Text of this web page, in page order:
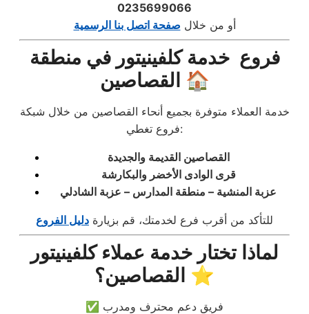
0235699066
أو من خلال صفحة اتصل بنا الرسمية
فروع خدمة كلفينيتور في منطقة
القصاصين 🏠
خدمة العملاء متوفرة بجميع أنحاء القصاصين من خلال شبكة
فروع تغطي:
القصاصين القديمة والجديدة
قرى الوادى الأخضر والبكارشة
عزبة المنشية – منطقة المدارس – عزبة الشادلي
للتأكد من أقرب فرع لخدمتك، قم بزيارة دليل الفروع
لماذا تختار خدمة عملاء كلفينيتور
القصاصين؟ ⭐
✅ فريق دعم محترف ومدرب